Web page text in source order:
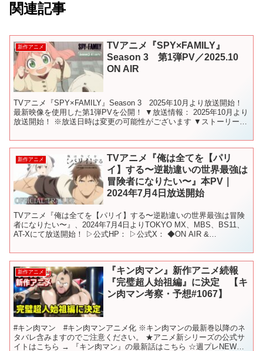
関連記事
新作アニメ
TVアニメ『SPY×FAMILY』
Season 3 第1弾PV／2025.10
ON AIR
TVアニメ『SPY×FAMILY』Season 3 2025年10月より放送開始！
最新映像を使用した第1弾PVを公開！ ▼放送情報： 2025年10月より
放送開始！ ※放送日時は変更の可能性がございます ▼ストーリー：
新作アニメ
TVアニメ『俺は全てを【パリ
イ】する〜逆勘違いの世界最強は
冒険者になりたい〜』本PV｜
2024年7月4日放送開始
TVアニメ『俺は全てを【パリイ】する〜逆勘違いの世界最強は冒険
者になりたい〜』、2024年7月4日よりTOKYO MX、MBS、BS11、
AT-Xにて放送開始！ ▷公式HP： ▷公式X： ◆ON AIR &
新作アニメ
『キン肉マン』新作アニメ続報
『完璧超人始祖編』に決定 【キ
ン肉マン考察・予想#1067】
#キン肉マン #キン肉マンアニメ化 ※キン肉マンの最新巻以降のネ
タバレ含みますのでご注意ください。 ★アニメ新シリーズの公式サ
イトはこちら → 『キン肉マン』の最新話はこちら ☆週プレNEWS